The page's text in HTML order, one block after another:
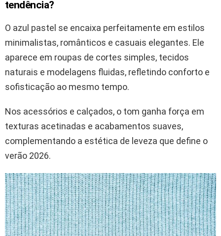
tendência?
O azul pastel se encaixa perfeitamente em estilos
minimalistas, românticos e casuais elegantes. Ele
aparece em roupas de cortes simples, tecidos
naturais e modelagens fluidas, refletindo conforto e
sofisticação ao mesmo tempo.
Nos acessórios e calçados, o tom ganha força em
texturas acetinadas e acabamentos suaves,
complementando a estética de leveza que define o
verão 2026.